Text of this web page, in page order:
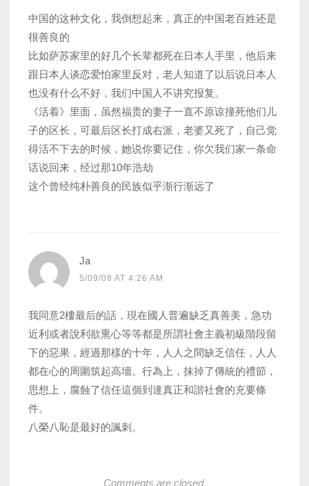
中国的这种文化，我倒想起来，真正的中国老百姓还是
很善良的
比如萨苏家里的好几个长辈都死在日本人手里，他后来
跟日本人谈恋爱怕家里反对，老人知道了以后说日本人
也没有什么不好，我们中国人不讲究报复。
《活着》里面，虽然福贵的妻子一直不原谅撞死他们儿
子的区长，可最后区长打成右派，老婆又死了，自己觉
得活不下去的时候，她说你要记住，你欠我们家一条命
话说回来，经过那10年浩劫
这个曾经纯朴善良的民族似乎渐行渐远了
Ja
5/09/08 AT 4:26 AM
我同意2樓最后的話，現在國人普遍缺乏真善美，急功
近利或者說利欲熏心等等都是所謂社會主義初級階段留
下的惡果，經過那樣的十年，人人之間缺乏信任，人人
都在心的周圍筑起高墻。行為上，抹掉了傳統的禮節，
思想上，腐蝕了信任這個到達真正和諧社會的充要條
件。
八榮八恥是最好的諷刺。
Comments are closed.